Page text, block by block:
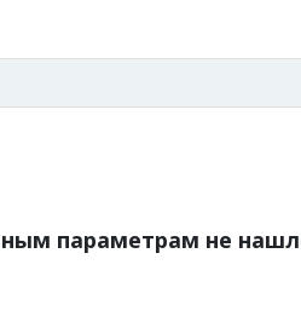
параметрам не